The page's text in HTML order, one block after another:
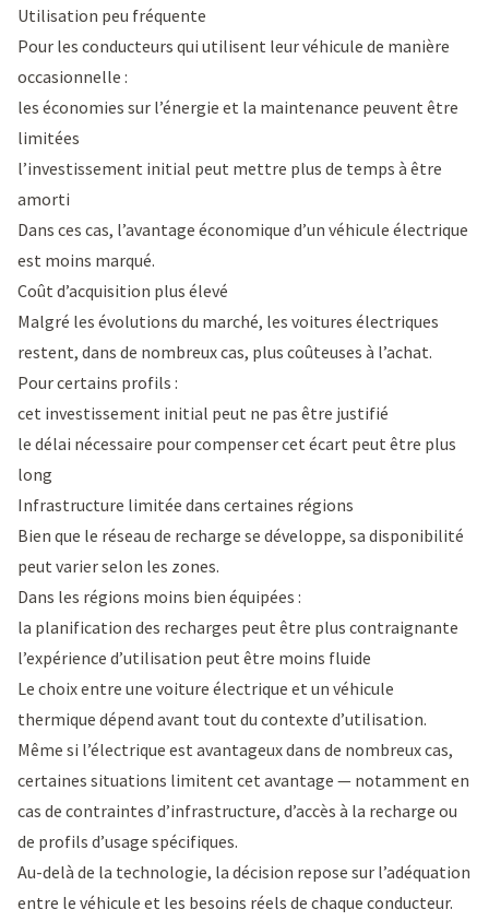
Utilisation peu fréquente
Pour les conducteurs qui utilisent leur véhicule de manière
occasionnelle :
les économies sur l’énergie et la maintenance peuvent être
limitées
l’investissement initial peut mettre plus de temps à être
amorti
Dans ces cas, l’avantage économique d’un véhicule électrique
est moins marqué.
Coût d’acquisition plus élevé
Malgré les évolutions du marché, les voitures électriques
restent, dans de nombreux cas, plus coûteuses à l’achat.
Pour certains profils :
cet investissement initial peut ne pas être justifié
le délai nécessaire pour compenser cet écart peut être plus
long
Infrastructure limitée dans certaines régions
Bien que le réseau de recharge se développe, sa disponibilité
peut varier selon les zones.
Dans les régions moins bien équipées :
la planification des recharges peut être plus contraignante
l’expérience d’utilisation peut être moins fluide
Le choix entre une voiture électrique et un véhicule
thermique dépend avant tout du contexte d’utilisation.
Même si l’électrique est avantageux dans de nombreux cas,
certaines situations limitent cet avantage — notamment en
cas de contraintes d’infrastructure, d’accès à la recharge ou
de profils d’usage spécifiques.
Au-delà de la technologie, la décision repose sur l’adéquation
entre le véhicule et les besoins réels de chaque conducteur.